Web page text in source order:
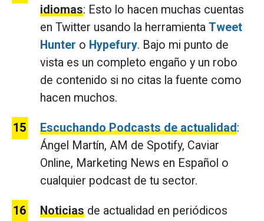
idiomas: Esto lo hacen muchas cuentas
en Twitter usando la herramienta Tweet
Hunter o Hypefury. Bajo mi punto de
vista es un completo engaño y un robo
de contenido si no citas la fuente como
hacen muchos.
Escuchando Podcasts de actualidad:
Ángel Martín, AM de Spotify, Caviar
Online, Marketing News en Español o
cualquier podcast de tu sector.
Noticias de actualidad en periódicos